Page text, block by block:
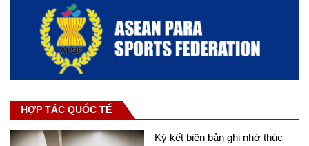
HỢP TÁC QUỐC TẾ
Ký kết biên bản ghi nhớ thúc